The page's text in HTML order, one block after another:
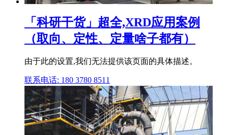
「科研干货」超全,XRD应用案例
（取向、定性、定量啥子都有）
由于此的设置,我们无法提供该页面的具体描述。
联系电话: 180 3780 8511